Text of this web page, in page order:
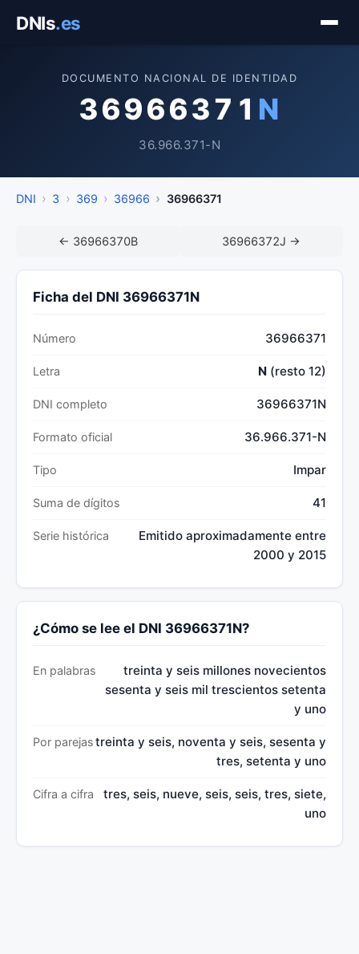
DNIs.es
DOCUMENTO NACIONAL DE IDENTIDAD
36966371 N
36.966.371-N
DNI 3 369 36966 36966371
← 36966370B 36966372J →
Ficha del DNI 36966371N
Número 36966371
Letra N (resto 12)
DNI completo 36966371N
Formato oficial 36.966.371-N
Tipo Impar
Suma de dígitos 41
Serie histórica
Emitido aproximadamente entre
2000 y 2015
¿Cómo se lee el DNI 36966371N?
En palabras
treinta y seis millones novecientos
sesenta y seis mil trescientos setenta
y uno
Por parejastreinta y seis, noventa y seis, sesenta y
tres, setenta y uno
Cifra a cifra
tres, seis, nueve, seis, seis, tres, siete,
uno